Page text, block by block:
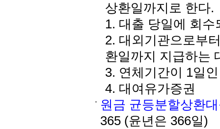
상환일까지로 한다.
1. 대출 당일에 회수
2. 대외기관으로부
환일까지 지급하는
3. 연체기간이 1일
4. 대여유가증권
원금 균등분할상환
365 (윤년은 366일)